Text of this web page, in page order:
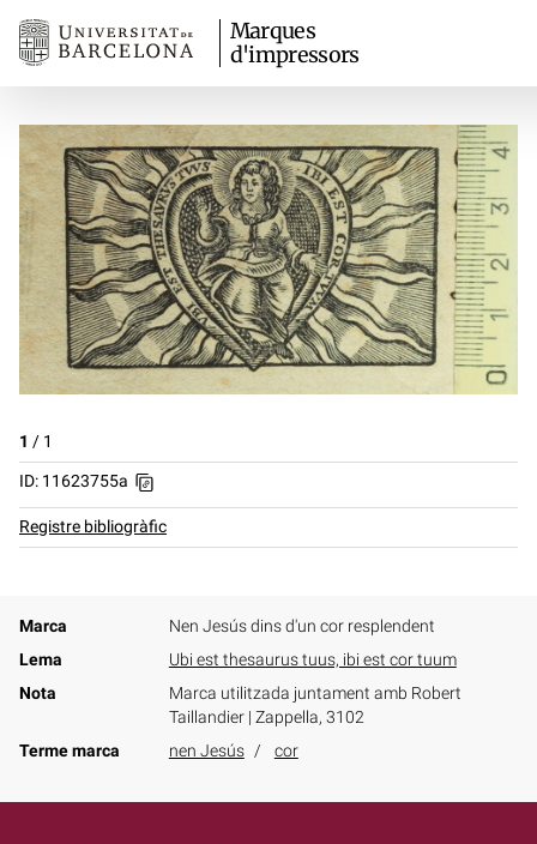
Marques
d'impressors
1 / 1
ID: 11623755a
Registre bibliogràfic
Marca
Nen Jesús dins d'un cor resplendent
Lema
Ubi est thesaurus tuus, ibi est cor tuum
Nota
Marca utilitzada juntament amb Robert
Taillandier | Zappella, 3102
Terme marca
nen Jesús cor